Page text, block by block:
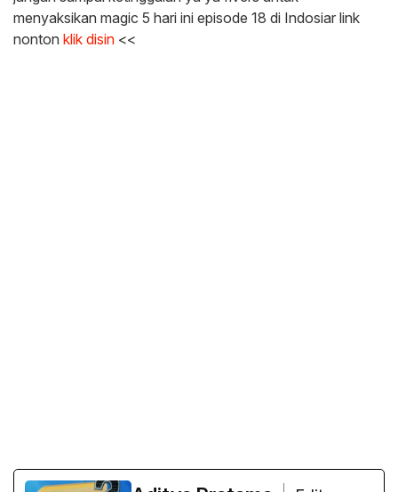
menyaksikan magic 5 hari ini episode 18 di Indosiar link
nonton klik disin <<